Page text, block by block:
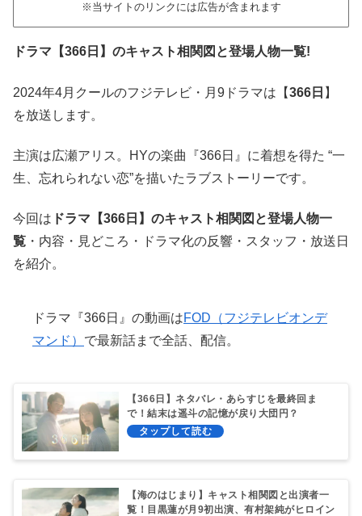
※当サイトのリンクには広告が含まれます
ドラマ【366日】のキャスト相関図と登場人物一覧!
2024年4月クールのフジテレビ・月9ドラマは【366日 】
を放送します。
主演は広瀬アリス。HYの楽曲『366日』に着想を得た “一
生、忘れられない恋”を描いたラブストーリーです。
今回は ドラマ【366日】のキャスト相関図と登場人物一
覧 ・内容・見どころ・ドラマ化の反響・スタッフ・放送日
を紹介。
ドラマ『366日』の動画はFOD（フジテレビオンデ
マンド） で最新話まで全話、配信。
【366日】ネタバレ・あらすじを最終回ま
で！結末は遥斗の記憶が戻り大団円？
【海のはじまり】キャスト相関図と出演者一
覧！目黒蓮が月9初出演、有村架純がヒロイン